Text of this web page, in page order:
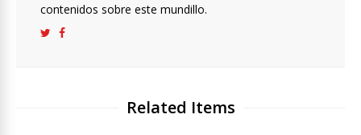
contenidos sobre este mundillo.
Related Items